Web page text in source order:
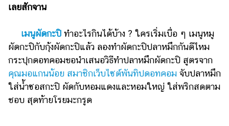
ดูด
หญิง
ผู้ชาย
สุขภาพ
เลยสักจาน
เมนูผัดกะปิ ทำอะไรกินได้บ้าง ? ใครเริ่มเบื่อ ๆ เมนูหมู
ผัดกะปิกับกุ้งผัดกะปิแล้ว ลองทำผัดกะปิปลาหมึกกันดีไหม
กระปุกดอทคอมขอนำเสนอวิธีทำปลาหมึกผัดกะปิ สูตรจาก
คุณมอแกนน้อย สมาชิกเว็บไซต์พันทิปดอทคอม จับปลาหมึก
ใส่น้ำซอสกะปิ ผัดกับหอมแดงและหอมใหญ่ ใส่พริกสดตาม
ชอบ สุดท้ายโรยมะกรูด